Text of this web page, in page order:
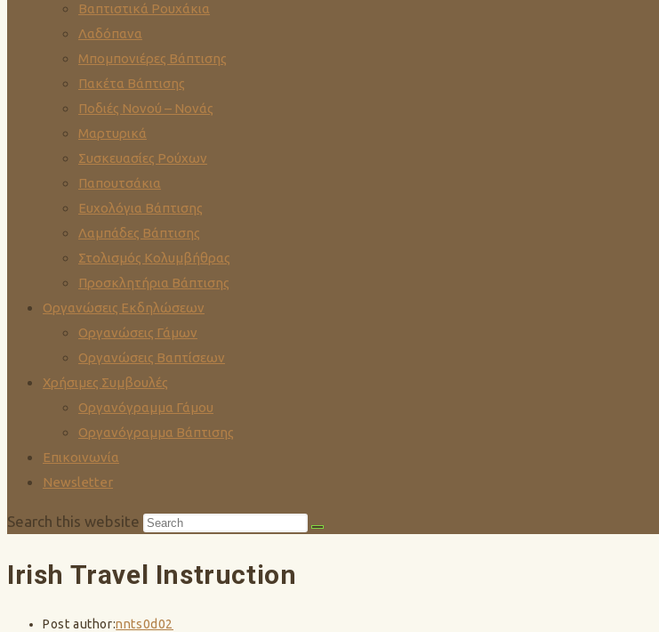
Βαπτιστικά Ρουχάκια
Λαδόπανα
Μπομπονιέρες Βάπτισης
Πακέτα Βάπτισης
Ποδιές Νονού – Νονάς
Μαρτυρικά
Συσκευασίες Ρούχων
Παπουτσάκια
Ευχολόγια Βάπτισης
Λαμπάδες Βάπτισης
Στολισμός Κολυμβήθρας
Προσκλητήρια Βάπτισης
Οργανώσεις Εκδηλώσεων
Οργανώσεις Γάμων
Οργανώσεις Βαπτίσεων
Χρήσιμες Συμβουλές
Οργανόγραμμα Γάμου
Οργανόγραμμα Βάπτισης
Επικοινωνία
Newsletter
Search this website
Irish Travel Instruction
Post author:nnts0d02